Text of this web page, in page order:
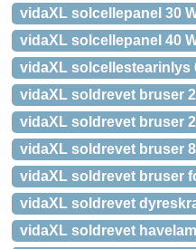
vidaXL solcellepanel 30
vidaXL solcellepanel 40
vidaXL solcellestearinlys
vidaXL soldrevet bruser
vidaXL soldrevet bruser
vidaXL soldrevet bruser 8
vidaXL soldrevet bruser
vidaXL soldrevet
vidaXL soldrevet